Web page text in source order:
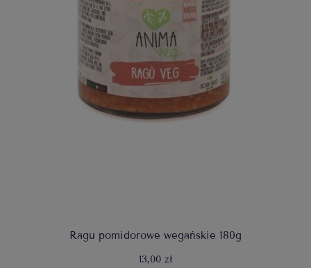
Ragu pomidorowe wegańskie 180g
13,00 zł